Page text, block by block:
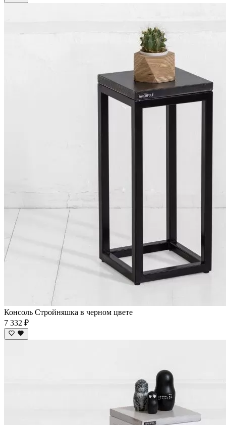
Консоль Стройняшка в черном цвете
7 332 ₽